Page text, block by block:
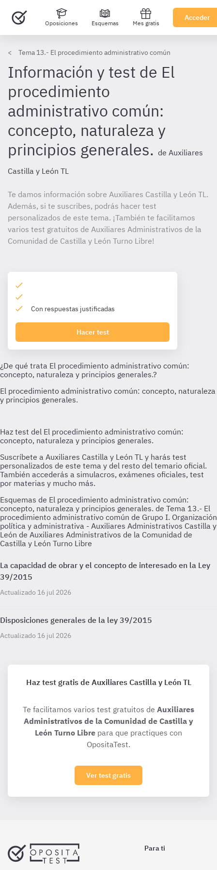
Oposiciones Esquemas Mes gratis
Acceder
Tema 13.- El procedimiento administrativo común
Información y test de El
procedimiento
administrativo común:
concepto, naturaleza y
principios generales. de Auxiliares
Castilla y León TL
Te damos información sobre Auxiliares Castilla y León TL.
Además, si te suscribes, podrás hacer test
personalizados de este tema. ¡También te facilitamos
varios test gratuitos de Auxiliares Administrativos de la
Comunidad de Castilla y León Turno Libre!
Con respuestas justificadas
Hacer test
Esquemas de El procedimiento administrativo común:
concepto, naturaleza y principios generales. de Tema 13.- El
procedimiento administrativo común de Grupo I. Organización
política y administrativa - Auxiliares Administrativos Castilla y
León de Auxiliares Administrativos de la Comunidad de
Castilla y León Turno Libre
La capacidad de obrar y el concepto de interesado en la Ley
39/2015
Actualizado 16 jul 2026
Disposiciones generales de la ley 39/2015
Actualizado 16 jul 2026
Haz test gratis de Auxiliares Castilla y León TL
Te facilitamos varios test gratuitos de Auxiliares
Administrativos de la Comunidad de Castilla y
León Turno Libre para que practiques con
OpositaTest.
Ver test gratis
Para ti